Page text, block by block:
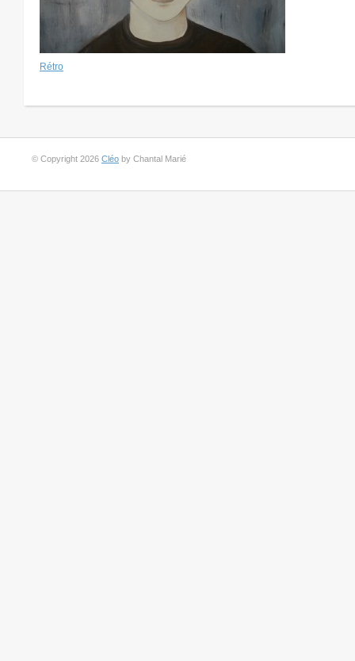
Rétro
© Copyright 2026 Cléo by Chantal Marié